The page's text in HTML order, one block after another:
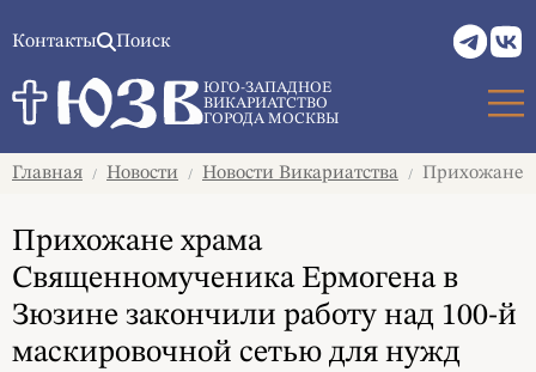
Контакты Поиск
ЮГО-ЗАПАДНОЕ
ВИКАРИАТСТВО
ГОРОДА МОСКВЫ
Главная / Новости / Новости Викариатства / Прихожане
Прихожане храма
Священномученика Ермогена в
Зюзине закончили работу над 100-й
маскировочной сетью для нужд